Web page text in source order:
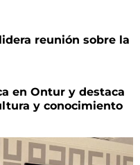
reunión sobre la
en Ontur y destaca
y conocimiento